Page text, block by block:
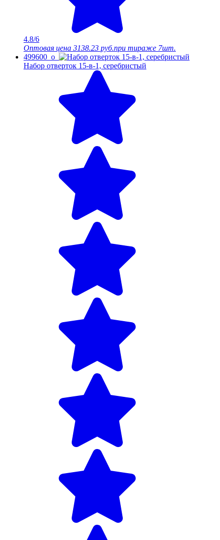
4.8/6
Оптовая цена 3138.23 руб.при тираже 7шт.
499600_o
Набор отверток 15-в-1, серебристый